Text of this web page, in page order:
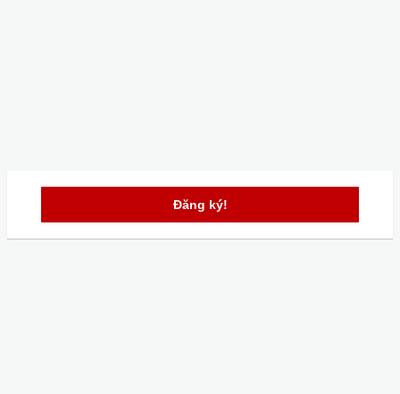
Đăng ký!